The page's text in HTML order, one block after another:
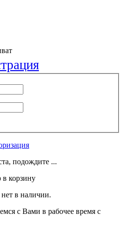
подождите ...
корзину
в наличии.
с Вами в рабочее время с